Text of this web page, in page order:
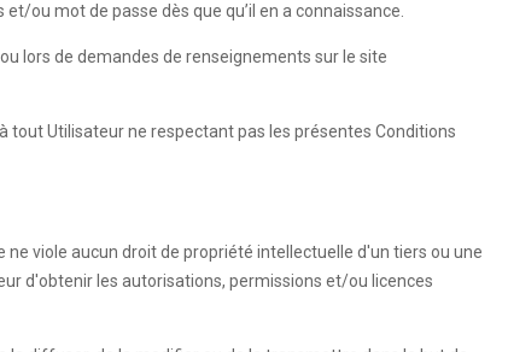
ou mot de passe dès que qu’il en a connaissance.
lors de demandes de renseignements sur le site
tout Utilisateur ne respectant pas les présentes Conditions
viole aucun droit de propriété intellectuelle d'un tiers ou une
d'obtenir les autorisations, permissions et/ou licences